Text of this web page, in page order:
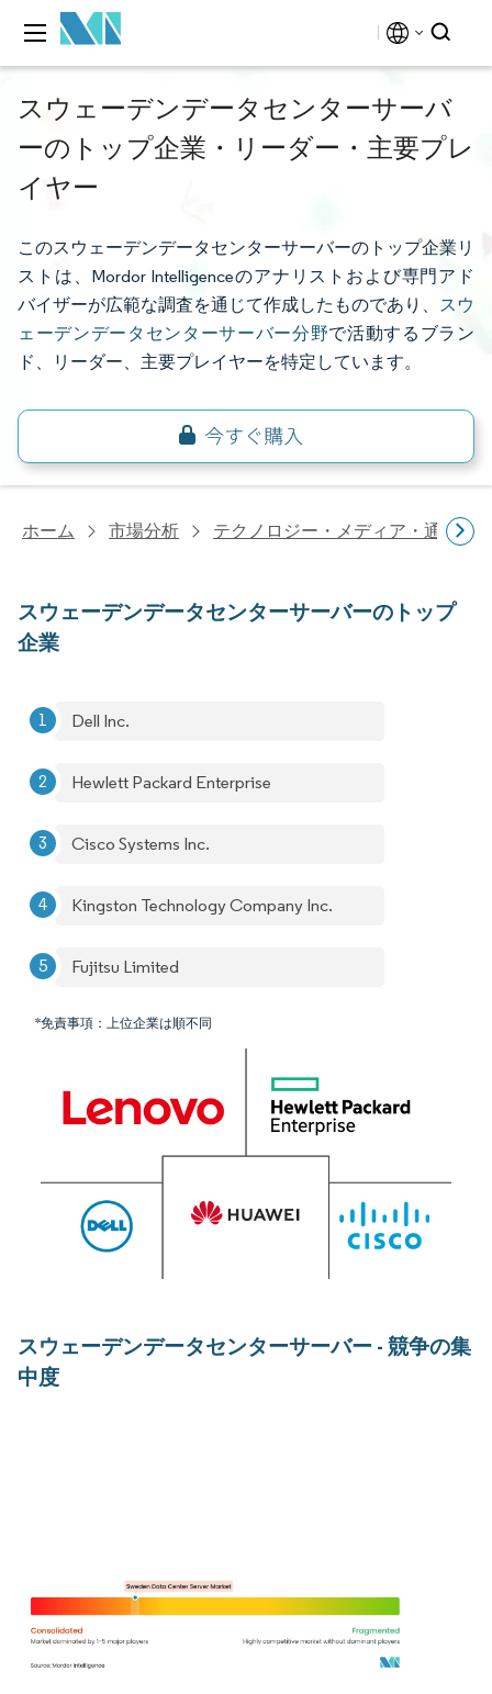
スウェーデンデータセンターサーバ
ーのトップ企業・リーダー・主要プレ
イヤー
このスウェーデンデータセンターサーバーのトップ企業リ
ストは、Mordor Intelligenceのアナリストおよび専門アド
バイザーが広範な調査を通じて作成したものであり、 スウ
ェーデンデータセンターサーバー分野で活動するブラン
ド、リーダー、主要プレイヤーを特定しています。
ホーム 市場分析 テクノロジー・メディア・通信研
スウェーデンデータセンターサーバーのトップ
企業
Dell Inc.
Hewlett Packard Enterprise
Cisco Systems Inc.
Kingston Technology Company Inc.
Fujitsu Limited
*免責事項：上位企業は順不同
スウェーデンデータセンターサーバー - 競争の集
中度